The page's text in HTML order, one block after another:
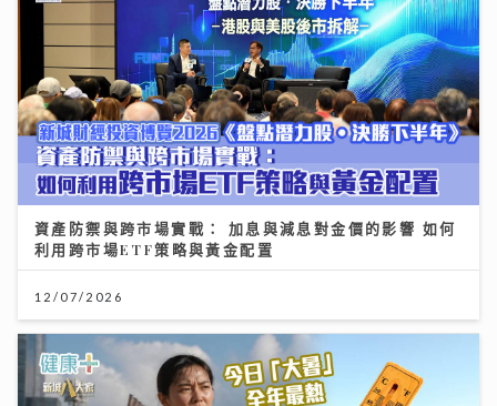
資產防禦與跨市場實戰： 加息與減息對金價的影響 如何
利用跨市場ETF策略與黃金配置
12/07/2026